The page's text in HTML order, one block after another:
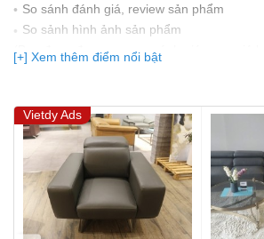
So sánh đánh giá, review sản phẩm
So sảnh hình ảnh sản phẩm
(Bạn đang được xem so sánh giá, xem giá
lần cập nhật gần nhất)
[+] Xem thêm điểm nổi bật
Vietdy Ads